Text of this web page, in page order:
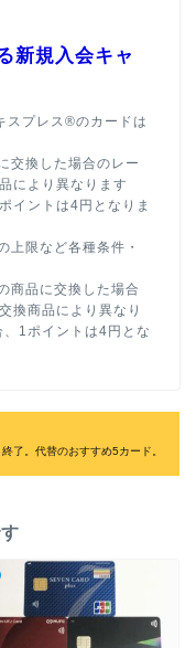
新規入会キャ
スプレス®のカードは
交換した場合のレー
により異なります
イントは4円となりま
上限など各種条件・
商品に交換した場合
換商品により異なり
1ポイントは4円とな
了。代替のおすすめ5カード。